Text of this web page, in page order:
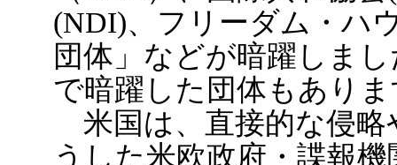
(NDI)、フリーダム・ハ
団体」などが暗躍しま
で暗躍した団体もあり
米国は、直接的な侵略
うした米欧政府・諜報